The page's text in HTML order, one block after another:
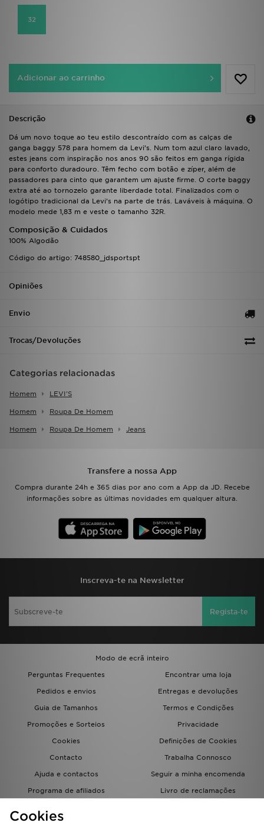
32
Adicionar ao carrinho
Descrição
Dá um novo toque ao teu estilo descontraído com as calças de
ganga baggy 578 para homem da Levi’s. Num tom azul claro lavado,
estes jeans com inspiração nos anos 90 são feitos em ganga rígida
para conforto duradouro. Têm fecho com botão e zíper, além de
passadores para cinto que garantem um ajuste firme. O corte baggy
extra até ao tornozelo garante liberdade total. Finalizados com o
logótipo tradicional da Levi’s na parte de trás. Laváveis à máquina. O
modelo mede 1,83 m e veste o tamanho 32R.
Composição & Cuidados
100% Algodão
Código do artigo: 748580_jdsportspt
Opiniões
Envio
Trocas/Devoluções
Categorias relacionadas
Homem LEVI'S
Homem Roupa De Homem
Homem Roupa De Homem Jeans
Transfere a nossa App
Compra durante 24h e 365 dias por ano com a App da JD. Recebe
informações sobre as últimas novidades em qualquer altura.
Inscreva-te na Newsletter
Regista-te
Modo de ecrã inteiro
Perguntas Frequentes
Encontrar uma loja
Pedidos e envios
Entregas e devoluções
Guia de Tamanhos
Termos e Condições
Promoções e Sorteios
Privacidade
Cookies
Definições de Cookies
Contacto
Trabalha Connosco
Ajuda e contactos
Seguir a minha encomenda
Programa de afiliados
Livro de reclamações
Cookies